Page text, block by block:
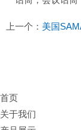
上一个： 美国
首页
关于我们